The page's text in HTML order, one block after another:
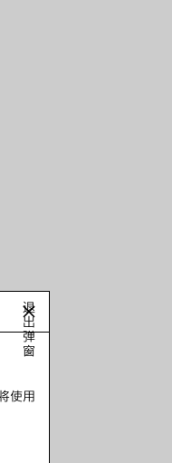
退
出
弹
窗
使用